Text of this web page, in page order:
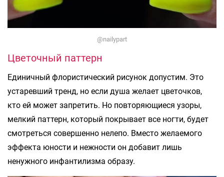
@nailypart
Цветочный паттерн
Единичный флористический рисунок допустим. Это
устаревший тренд, но если душа желает цветочков,
кто ей может запретить. Но повторяющиеся узоры,
мелкий паттерн, который покрывает все ногти, будет
смотреться совершенно нелепо. Вместо желаемого
эффекта юности и нежности он добавит лишь
ненужного инфантилизма образу.